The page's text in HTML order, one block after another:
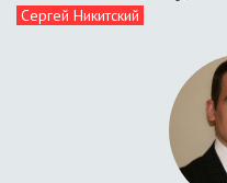
Сергей Никитский